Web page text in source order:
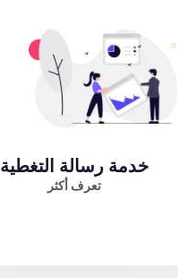
خدمة رسالة التغطية
تعرف أكثر